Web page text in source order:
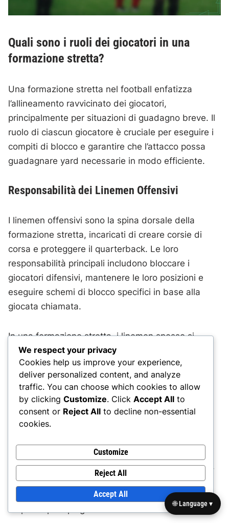
Quali sono i ruoli dei giocatori in una
formazione stretta?
Una formazione stretta nel football enfatizza
l’allineamento ravvicinato dei giocatori,
principalmente per situazioni di guadagno breve. Il
ruolo di ciascun giocatore è cruciale per eseguire i
compiti di blocco e garantire che l’attacco possa
guadagnare yard necessarie in modo efficiente.
Responsabilità dei Linemen Offensivi
I linemen offensivi sono la spina dorsale della
formazione stretta, incaricati di creare corsie di
corsa e proteggere il quarterback. Le loro
responsabilità principali includono bloccare i
giocatori difensivi, mantenere le loro posizioni e
eseguire schemi di blocco specifici in base alla
giocata chiamata.
In una formazione stretta, i linemen spesso si
impegnano in tecniche di double-teaming per
sopraffare i linemen difensivi, specialmente in
scenari di guadagno breve. Devono essere
consapevoli dei loro compiti e comunicare
efficacemente per adattarsi ai cambiamenti
difensivi.
Una corretta tecnica di piedi e leva è essenziale
per i linemen per controllare la linea di scrimmage.
Dovrebbero concentrarsi sul mantenere un basso
centro di gravità e utilizzare il proprio peso
corporeo per spingere indietro i difensori.
We respect your privacy
Cookies help us improve your experience,
deliver personalized content, and analyze
traffic. You can choose which cookies to allow
by clicking Customize. Click Accept All to
consent or Reject All to decline non-essential
cookies.
Customize
Reject All
Accept All
🌐 Language ▾